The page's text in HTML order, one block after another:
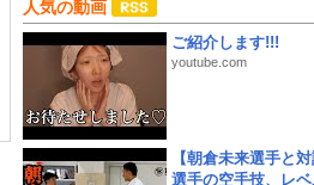
人気の動画
ご紹介します!!!
youtube.com
【朝倉未来選手と
選手の空手技、レ